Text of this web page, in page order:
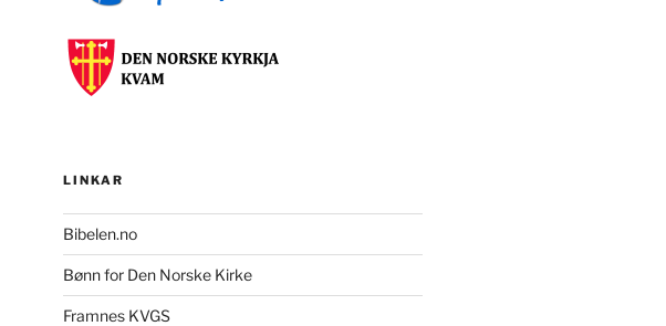
LINKAR
Bibelen.no
Bønn for Den Norske Kirke
Framnes KVGS